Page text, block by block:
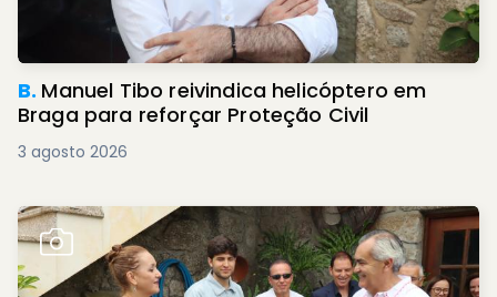
B. Manuel Tibo reivindica helicóptero em
Braga para reforçar Proteção Civil
3 agosto 2026